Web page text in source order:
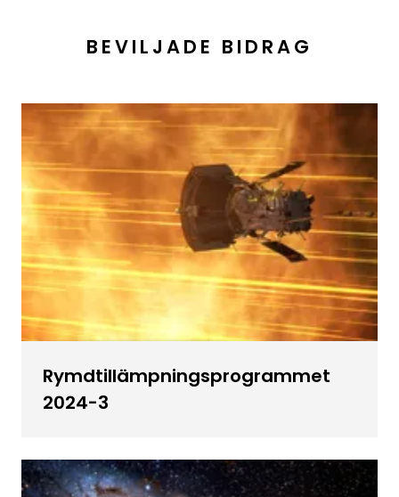
BEVILJADE BIDRAG
Rymdtillämpningsprogrammet
2024-3